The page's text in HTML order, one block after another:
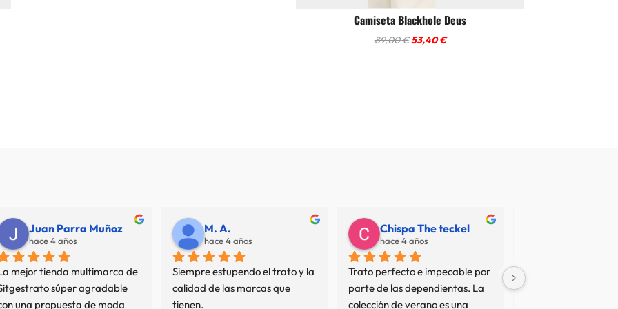
Camiseta Blackhole Deus
89,00€El
53,40€El
Juan Parra Muñoz
hace 4 años
mejor tienda multimarca de
súper agradable
una propuesta de moda
M. A.
hace 4 años
Siempre estupendo el trato y la
calidad de las marcas que
tienen.
Chispa The teckel
hace 4 años
Trato perfecto e impecable por
parte de las dependientas. La
colección de verano es una
No termino de
resto de opiniones...